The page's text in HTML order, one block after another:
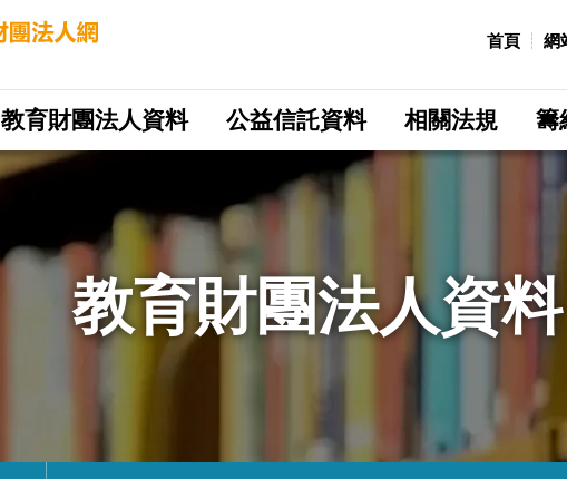
首頁 網
教育財團法人資料 公益信託資料 相關法規 籌
教育財團法人資料